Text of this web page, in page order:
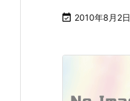
 2010年8月2日